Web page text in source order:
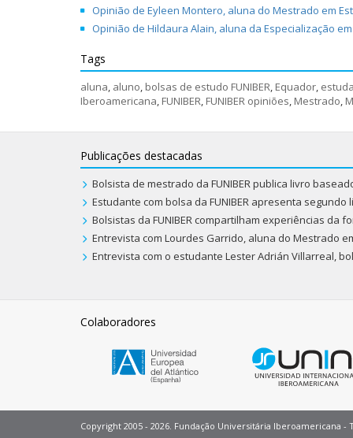
a
Opinião de Eyleen Montero, aluna do Mestrado em
Opinião de Hildaura Alain, aluna da Especialização
Tags
aluna, aluno, bolsas de estudo FUNIBER, Equador,
Iberoamericana, FUNIBER, FUNIBER opiniões, Mestrado,
Publicações destacadas
Bolsista de mestrado da FUNIBER publica livro
Estudante com bolsa da FUNIBER apresenta segundo
Bolsistas da FUNIBER compartilham experiências da
Entrevista com Lourdes Garrido, aluna do Mestrado
Entrevista com o estudante Lester Adrián Villarreal,
Colaboradores
Copyright 2005 - 2026. Fundação Universitária Iberoamericana